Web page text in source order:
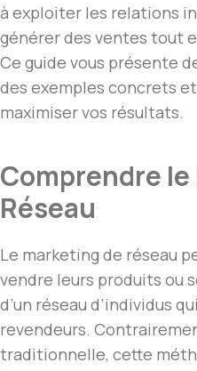
à exploiter les relations
générer des ventes tout
Ce guide vous présente
des exemples concrets
maximiser vos résultats.
Comprendre
Réseau
Le marketing de réseau
vendre leurs produits ou
d’un réseau d’individus
revendeurs.
traditionnelle, cette